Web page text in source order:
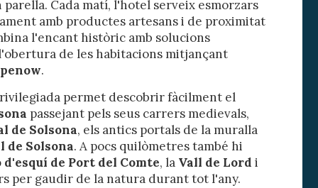
parella. Cada matí, l'hotel serveix esmorzars
amb productes artesans i de proximitat
l'encant històric amb solucions
de les habitacions mitjançant
.
permet descobrir fàcilment el
passejant pels seus carrers medievals,
de Solsona, els antics portals de la muralla
de Solsona. A pocs quilòmetres també hi
d'esquí de Port del Comte, la Vall de Lord i
per gaudir de la natura durant tot l'any.
web.
servei.
de